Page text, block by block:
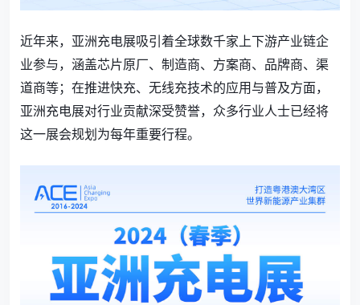
近年来，亚洲充电展吸引着全球数千家上下游产业链企
业参与，涵盖芯片原厂、制造商、方案商、品牌商、渠
道商等；在推进快充、无线充技术的应用与普及方面，
亚洲充电展对行业贡献深受赞誉，众多行业人士已经将
这一展会规划为每年重要行程。